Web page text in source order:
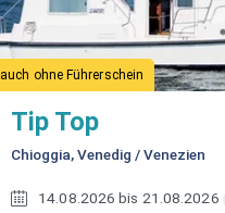
auch ohne Führerschein
Tip Top
Chioggia, Venedig / Venezien
14.08.2026 bis 21.08.2026